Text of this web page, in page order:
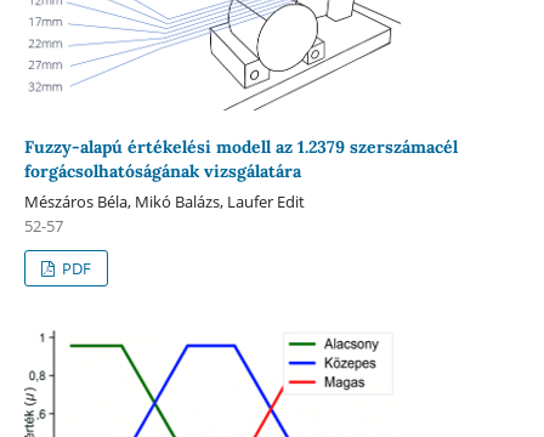
Fuzzy-alapú értékelési modell az 1.2379 szerszámacél
forgácsolhatóságának vizsgálatára
Mészáros Béla, Mikó Balázs, Laufer Edit
52-57
PDF